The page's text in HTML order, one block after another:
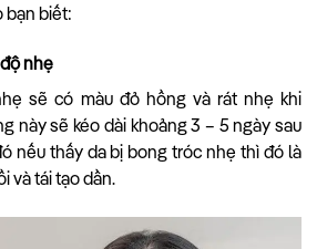
bạn biết:
độ nhẹ
sẽ có màu đỏ hồng và rát nhẹ khi
này sẽ kéo dài khoảng 3 – 5 ngày sau
nếu thấy da bị bong tróc nhẹ thì đó là
và tái tạo dần.